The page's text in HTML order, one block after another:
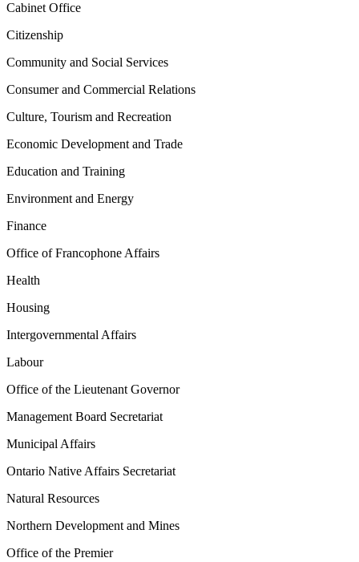
Cabinet Office
Citizenship
Community and Social Services
Consumer and Commercial Relations
Culture, Tourism and Recreation
Economic Development and Trade
Education and Training
Environment and Energy
Finance
Office of Francophone Affairs
Health
Housing
Intergovernmental Affairs
Labour
Office of the Lieutenant Governor
Management Board Secretariat
Municipal Affairs
Ontario Native Affairs Secretariat
Natural Resources
Northern Development and Mines
Office of the Premier